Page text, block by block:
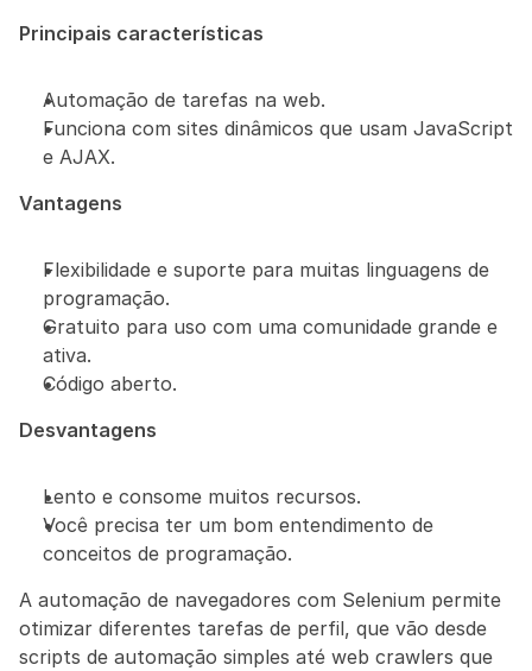
Principais características
Automação de tarefas na web.
Funciona com sites dinâmicos que usam JavaScript
e AJAX.
Vantagens
Flexibilidade e suporte para muitas linguagens de
programação.
Gratuito para uso com uma comunidade grande e
ativa.
Código aberto.
Desvantagens
Lento e consome muitos recursos.
Você precisa ter um bom entendimento de
conceitos de programação.
A automação de navegadores com Selenium permite
otimizar diferentes tarefas de perfil, que vão desde
scripts de automação simples até web crawlers que